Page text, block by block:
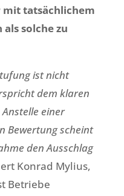
tatsächlichem
solche zu
ist nicht
dem klaren
einer
Bewertung scheint
den Ausschlag
Konrad Mylius,
Betriebe